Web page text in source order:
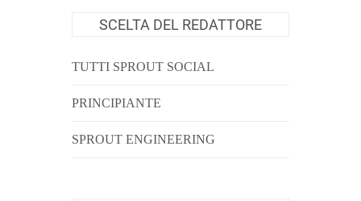
SCELTA DEL REDATTORE
TUTTI SPROUT SOCIAL
PRINCIPIANTE
SPROUT ENGINEERING